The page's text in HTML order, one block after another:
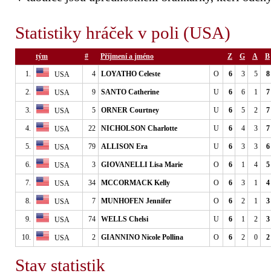
Statistiky hráček v poli (USA)
tým # Příjmení a jméno Z G A B
1. USA 4 LOYATHO Celeste O 6 3 5 8
2. USA 9 SANTO Catherine U 6 6 1 7
3. USA 5 ORNER Courtney U 6 5 2 7
4. USA 22 NICHOLSON Charlotte U 6 4 3 7
5. USA 79 ALLISON Era U 6 3 3 6
6. USA 3 GIOVANELLI Lisa Marie O 6 1 4 5
7. USA 34 MCCORMACK Kelly O 6 3 1 4
8. USA 7 MUNHOFEN Jennifer O 6 2 1 3
9. USA 74 WELLS Chelsi U 6 1 2 3
10. USA 2 GIANNINO Nicole Pollina O 6 2 0 2
Stav statistik